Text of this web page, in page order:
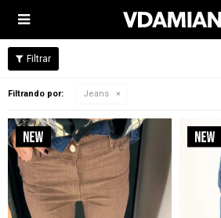

Filtrando por: Jeans